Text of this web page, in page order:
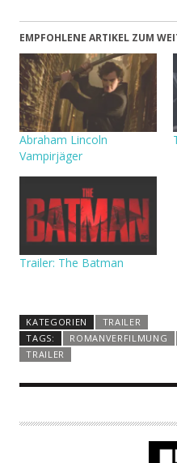
EMPFOHLENE ARTIKEL ZUM
Abraham Lincoln
Vampirjäger
Trailer: The Batman
KATEGORIEN
TRAILER
TAGS:
ROMANVERFILMUNG
TRAILER